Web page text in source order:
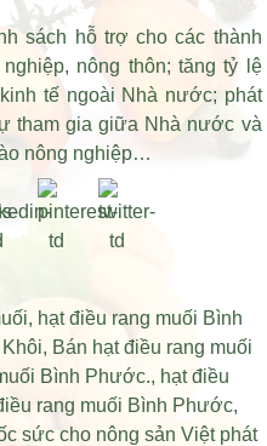
sách hỗ trợ cho các thành
nông thôn; tăng tỷ lệ
tế ngoài Nhà nước; phát
tham gia giữa Nhà nước và
nông nghiệp…
, hạt điều rang muối Bình
, Bán hạt điều rang muối
Bình Phước., hạt điều
rang muối Bình Phước,
sức cho nông sản Việt phát